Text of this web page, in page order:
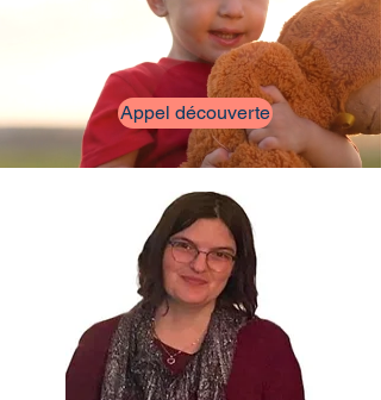
Appel découverte